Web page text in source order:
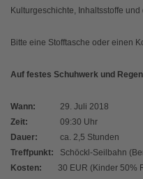
Kulturgeschichte, Inhaltsstoffe
Bitte eine Stofftasche oder einen
Auf festes Schuhwerk und
Wann:
29. Juli 2018
Zeit:
09:30 Uhr
Dauer:
ca. 2,5 Stunden
Treffpunkt: Schöckl-Seilbahn
Kosten:
30 EUR (Kinder 50%